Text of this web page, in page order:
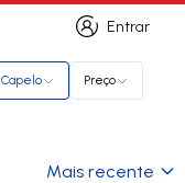
Entrar
Entrar
Capelo Preço
Mais recente